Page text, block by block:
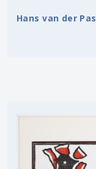
Hans van der Pas